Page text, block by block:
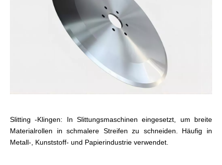
Slitting -Klingen: In Slittungsmaschinen eingesetzt, um breite
Materialrollen in schmalere Streifen zu schneiden. Häufig in
Metall-, Kunststoff- und Papierindustrie verwendet.